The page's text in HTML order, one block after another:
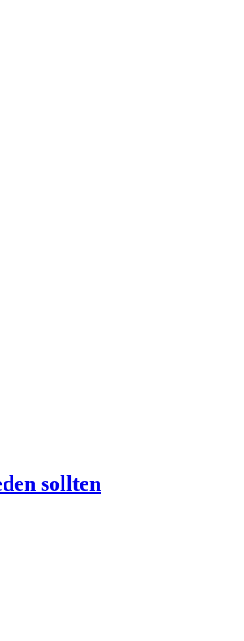
sollten